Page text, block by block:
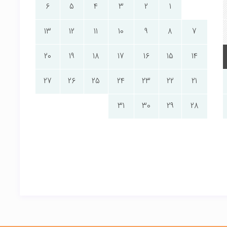
1
2
3
4
5
6
7
8
9
10
11
12
13
14
15
16
17
18
19
20
21
22
23
24
25
26
27
28
29
30
31